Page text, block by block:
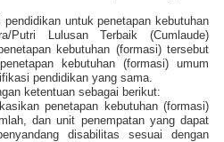
untuk penetapan kebutuhan
Putri Lulusan Terbaik (Cumlaude)
kebutuhan (formasi) tersebut
kebutuhan (formasi) umum
pendidikan yang sama.
ketentuan sebagai berikut:
penetapan kebutuhan (formasi)
dan unit penempatan yang dapat
disabilitas sesuai dengan